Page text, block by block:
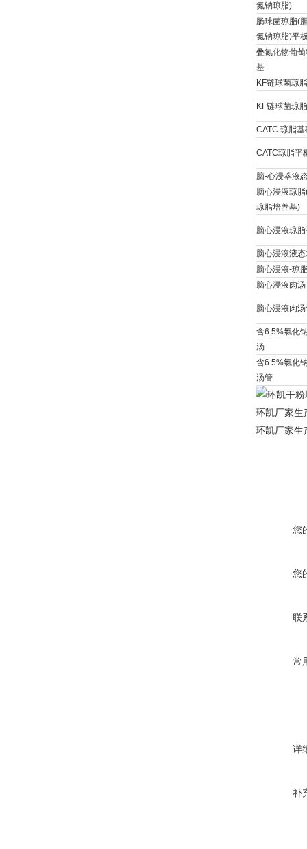
氮钠琼脂)
肠球菌琼脂(
氮钠琼脂)平
叠氮化物葡
基
KF链球菌琼
KF链球菌琼
CATC 琼脂基
CATC琼脂平
脑-心浸萃液
脑心浸液琼
琼脂培养基)
脑心浸液琼
脑心浸液液
脑心浸液-琼
脑心浸液肉汤
脑心浸液肉
含6.5%氯化
汤
含6.5%氯化
汤管
环凯厂家生
环凯厂家生
您
您
联
常
详
补